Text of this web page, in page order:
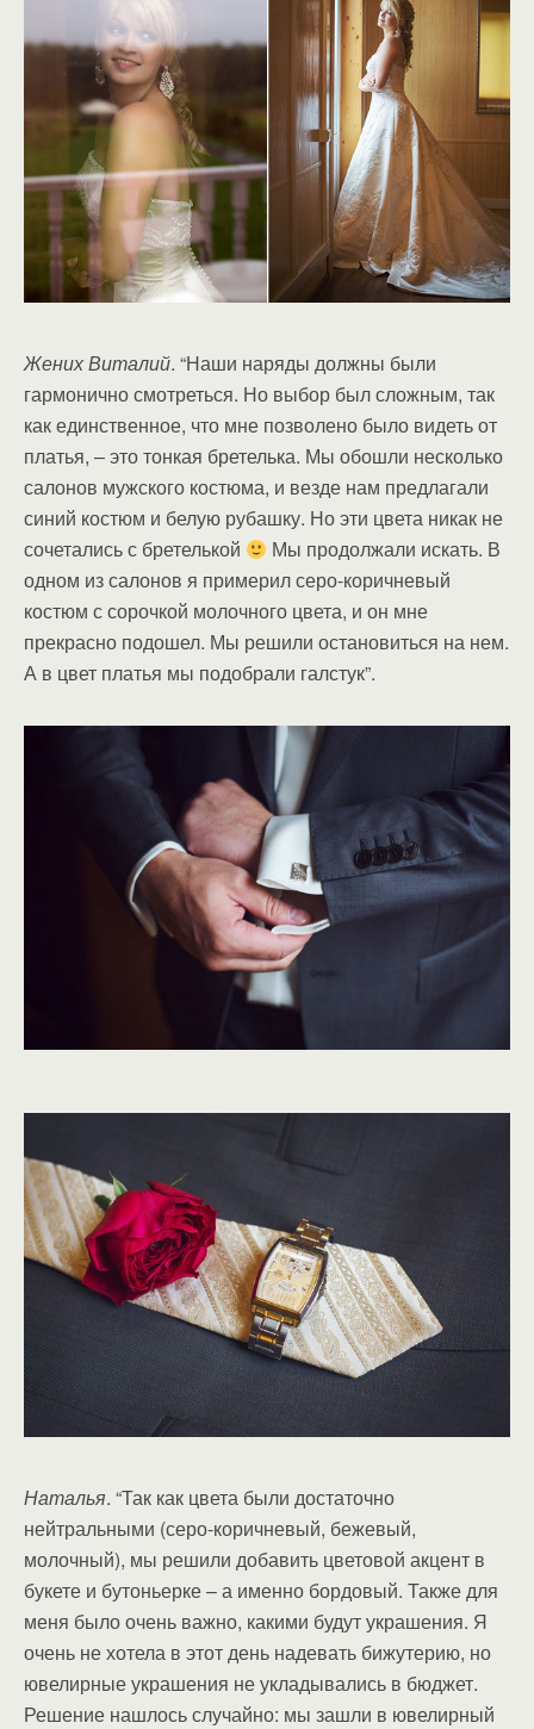
Жених Виталий. “Наши наряды должны были
гармонично смотреться. Но выбор был сложным, так
как единственное, что мне позволено было видеть от
платья, – это тонкая бретелька. Мы обошли несколько
салонов мужского костюма, и везде нам предлагали
синий костюм и белую рубашку. Но эти цвета никак не
сочетались с бретелькой
Мы продолжали искать. В
одном из салонов я примерил серо-коричневый
костюм с сорочкой молочного цвета, и он мне
прекрасно подошел. Мы решили остановиться на нем.
А в цвет платья мы подобрали галстук”.
Наталья. “Так как цвета были достаточно
нейтральными (серо-коричневый, бежевый,
молочный), мы решили добавить цветовой акцент в
букете и бутоньерке – а именно бордовый. Также для
меня было очень важно, какими будут украшения. Я
очень не хотела в этот день надевать бижутерию, но
ювелирные украшения не укладывались в бюджет.
Решение нашлось случайно: мы зашли в ювелирный